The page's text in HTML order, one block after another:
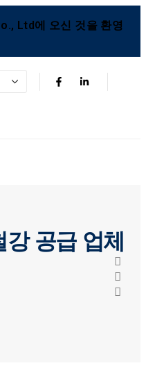
Ltd에 오신 것을 환영
공급 업체